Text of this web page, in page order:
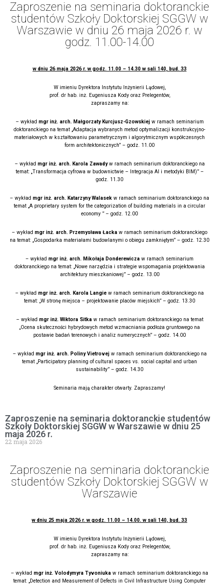
Zaproszenie na seminaria doktoranckie
studentów Szkoły Doktorskiej SGGW w
Warszawie w dniu 26 maja 2026 r. w
godz. 11.00-14.00
w dniu 26 maja 2026 r. w godz. 11.00 – 14.30 w sali 140, bud. 33
W imieniu Dyrektora Instytutu Inżynierii Lądowej,
prof. dr hab. inż. Eugeniusza Kody oraz Prelegentów,
zapraszamy na:
– wykład mgr inż. arch. Małgorzaty Kurcjusz-Gzowskiejw ramach seminarium
doktoranckiego na temat „Adaptacja wybranych metod optymalizacji konstrukcyjno-
materiałowych w kształtowaniu parametrycznym i algorytmicznym współczesnych
form architektonicznych” – godz. 11.00
– wykład mgr inż. arch. Karola Zawadyw ramach seminarium doktoranckiego na
temat: „Transformacja cyfrowa w budownictwie – Integracja AI i metodyki BIM)” –
godz. 11.30
– wykład mgr inż. arch. Katarzyny Walasek w ramach seminarium doktoranckiego na
temat „A proprietary system for the categorization of building materials in a circular
economy ” – godz. 12.00
– wykład mgr inż. arch. Przemysława Łacka w ramach seminarium doktoranckiego
na temat: „Gospodarka materiałami budowlanymi o obiegu zamkniętym” – godz. 12.30
– wykład mgr inż. arch. Mikołaja Donderewicza w ramach seminarium
doktoranckiego na temat: „Nowe narzędzia i strategie wspomagania projektowania
architektury mieszkaniowej” – godz. 13.00
– wykład mgr inż. arch. Karola Langie w ramach seminarium doktoranckiego na
temat: „W stronę miejsca – projektowanie placów miejskich” – godz. 13.30
– wykład mgr inż. Wiktora Sitkaw ramach seminarium doktoranckiego na temat
„Ocena skuteczności hybrydowych metod wzmacniania podłoża gruntowego na
postawie badań terenowych i analiz numerycznych” – godz. 14.00
– wykład mgr inż. arch. Poliny Vietrovejw ramach seminarium doktoranckiego na
temat „Participatory planning of cultural spaces vs. social capital and urban
sustainability” – godz. 14.30
Seminaria mają charakter otwarty. Zapraszamy!
Zaproszenie na seminaria doktoranckie studentów
Szkoły Doktorskiej SGGW w Warszawie w dniu 25
maja 2026 r.
22 maja 2026
Zaproszenie na seminaria doktoranckie
studentów Szkoły Doktorskiej SGGW w
Warszawie
w dniu 25 maja 2026 r. w godz. 11.00 – 14.00. w sali 140, bud. 33
W imieniu Dyrektora Instytutu Inżynierii Lądowej,
prof. dr hab. inż. Eugeniusza Kody oraz Prelegentów,
zapraszamy na:
– wykład mgr inż. Volodymyra Tyvoniuka w ramach seminarium doktoranckiego na
temat: „Detection and Measurement of Defects in Civil Infrastructure Using Computer